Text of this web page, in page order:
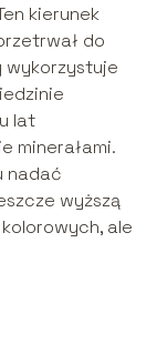
kierunek
do
wykorzystuje
lat
minerałami.
nadać
wyższą
ale